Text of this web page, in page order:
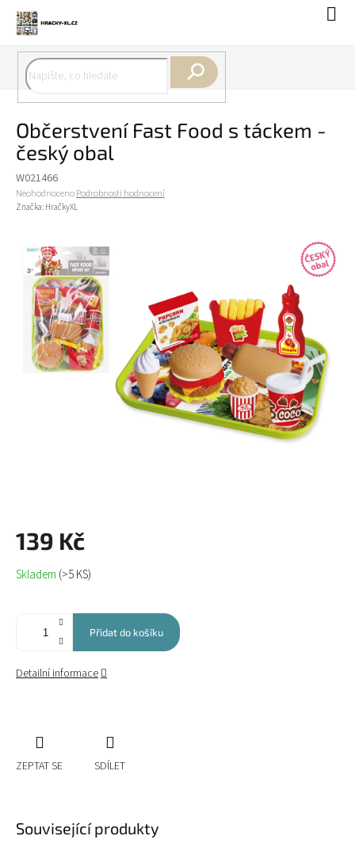
obsah
Občerstvení Fast Food s táckem -
český obal
W021466
Průměrné
hodnocení
0,0
hvězdiček.
NeohodnocenoPodrobnosti hodnocení
Značka: HračkyXL
139 Kč
Měrná
cena:
Skladem (>5 KS)
Přidat do košíku
Detailní informace
ZEPTAT SE SDÍLET
Související produkty